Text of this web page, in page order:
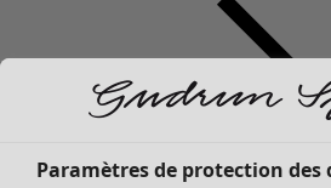
Paramètres de protection des